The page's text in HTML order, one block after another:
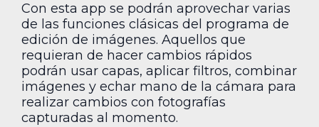
Con esta app se podrán aprovechar varias
de las funciones clásicas del programa de
edición de imágenes. Aquellos que
requieran de hacer cambios rápidos
podrán usar capas, aplicar filtros, combinar
imágenes y echar mano de la cámara para
realizar cambios con fotografías
capturadas al momento.